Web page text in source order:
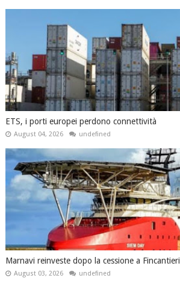
ETS, i porti europei perdono connettività
August 04, 2026 undefined
Marnavi reinveste dopo la cessione a Fincantieri
August 03, 2026 undefined